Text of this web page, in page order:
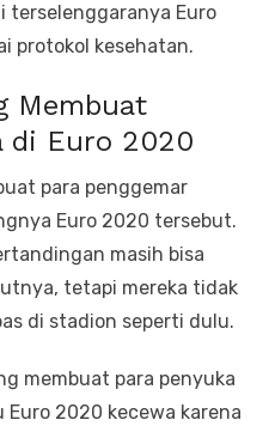
terselenggaranya Euro
protokol kesehatan.
Membuat
di Euro 2020
para penggemar
Euro 2020 tersebut.
masih bisa
tetapi mereka tidak
di stadion seperti dulu.
membuat para penyuka
2020 kecewa karena